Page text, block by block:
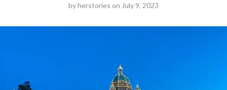
byherstories on July 9, 2023